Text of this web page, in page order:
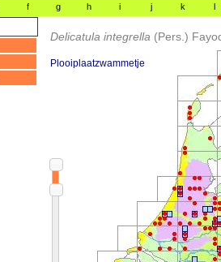
f g h i j k l
Delicatula integrella (Pers.)
Plooiplaatzwammetje